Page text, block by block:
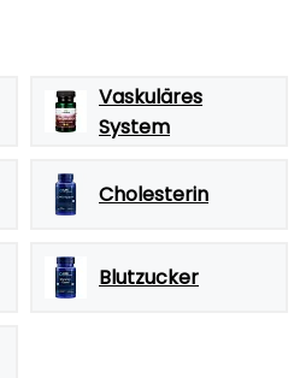
Vaskuläres
System
Cholesterin
Blutzucker